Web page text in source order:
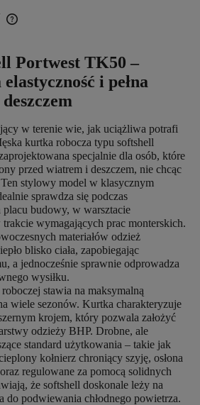
Portwest TK50 –
i pełna
w terenie wie, jak uciążliwa potrafi
kurtka robocza typu softshell
specjalnie dla osób, które
przed wiatrem i deszczem, nie chcąc
stylowy model w klasycznym
sprawdza się podczas
placu budowy, w warsztacie
wymagających prac monterskich.
materiałów odzież
blisko ciała, zapobiegając
a jednocześnie sprawnie odprowadza
wysiłku.
stawia na maksymalną
wiele sezonów. Kurtka charakteryzuje
krojem, który pozwala założyć
odzieży BHP. Drobne, ale
standard użytkowania – takie jak
kołnierz chroniący szyję, osłona
regulowane za pomocą solidnych
że softshell doskonale leży na
do podwiewania chłodnego powietrza.